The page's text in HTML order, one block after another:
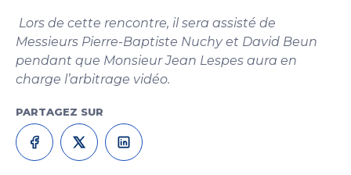
PARTAGEZ SUR
Lors de cette rencontre, il sera assisté de
Messieurs Pierre-Baptiste Nuchy et David Beun
pendant que Monsieur Jean Lespes aura en
charge l’arbitrage vidéo.